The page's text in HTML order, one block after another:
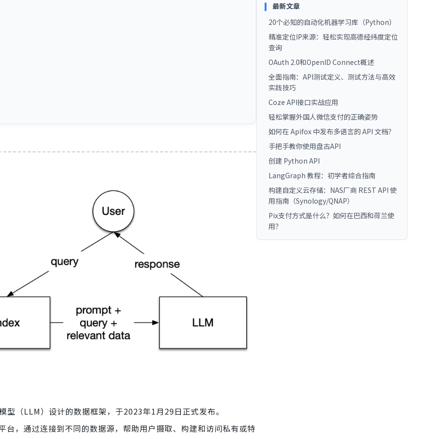
（LLM）设计的数据框架，于2023年1月29日正式发布。
，通过连接到不同的数据源，帮助用户摄取、构建和访问私有或特
最新文章
20个必知的自动化机器学习库（Python）
精准定位IP来源：轻松实现高德经纬度定位
查询
OAuth 2.0和OpenID Connect概述
全面指南：API测试定义、测试方法与高效
实践技巧
Coze API接口实战应用
轻松掌握外国人微信支付的正确姿势
如何在 Apifox 中发布多语言的 API 文档？
手把手教你使用盘古API
创建 Python API
LangGraph 教程：初学者综合指南
构建自定义云存储：NAS厂商 REST API 使
用指南（Synology/QNAP）
Pix支付方式是什么？如何在巴西和荷兰使
用？